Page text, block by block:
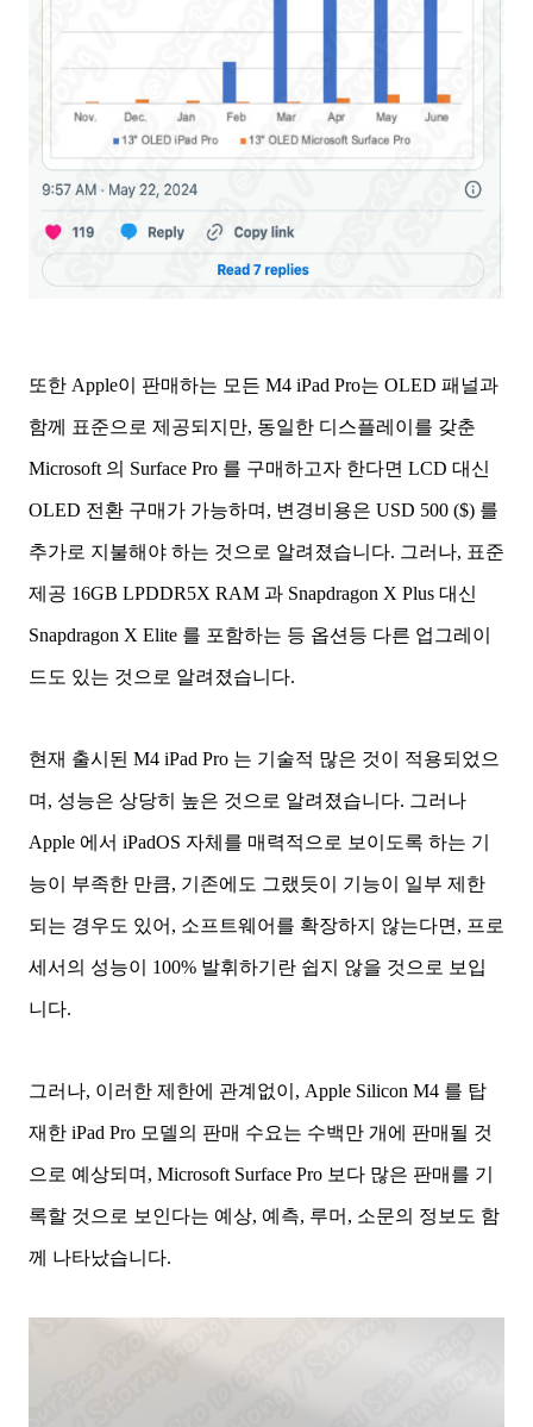
또한 Apple이 판매하는 모든 M4 iPad Pro는 OLED 패널과
함께 표준으로 제공되지만, 동일한 디스플레이를 갖춘
Microsoft 의 Surface Pro 를 구매하고자 한다면 LCD 대신
OLED 전환 구매가 가능하며, 변경비용은 USD 500 ($) 를
추가로 지불해야 하는 것으로 알려졌습니다. 그러나, 표준
제공 16GB LPDDR5X RAM 과 Snapdragon X Plus 대신
Snapdragon X Elite 를 포함하는 등 옵션등 다른 업그레이
드도 있는 것으로 알려졌습니다.
현재 출시된 M4 iPad Pro 는 기술적 많은 것이 적용되었으
며, 성능은 상당히 높은 것으로 알려졌습니다. 그러나
Apple 에서 iPadOS 자체를 매력적으로 보이도록 하는 기
능이 부족한 만큼, 기존에도 그랬듯이 기능이 일부 제한
되는 경우도 있어, 소프트웨어를 확장하지 않는다면, 프로
세서의 성능이 100% 발휘하기란 쉽지 않을 것으로 보입
니다.
그러나, 이러한 제한에 관계없이, Apple Silicon M4 를 탑
재한 iPad Pro 모델의 판매 수요는 수백만 개에 판매될 것
으로 예상되며, Microsoft Surface Pro 보다 많은 판매를 기
록할 것으로 보인다는 예상, 예측, 루머, 소문의 정보도 함
께 나타났습니다.